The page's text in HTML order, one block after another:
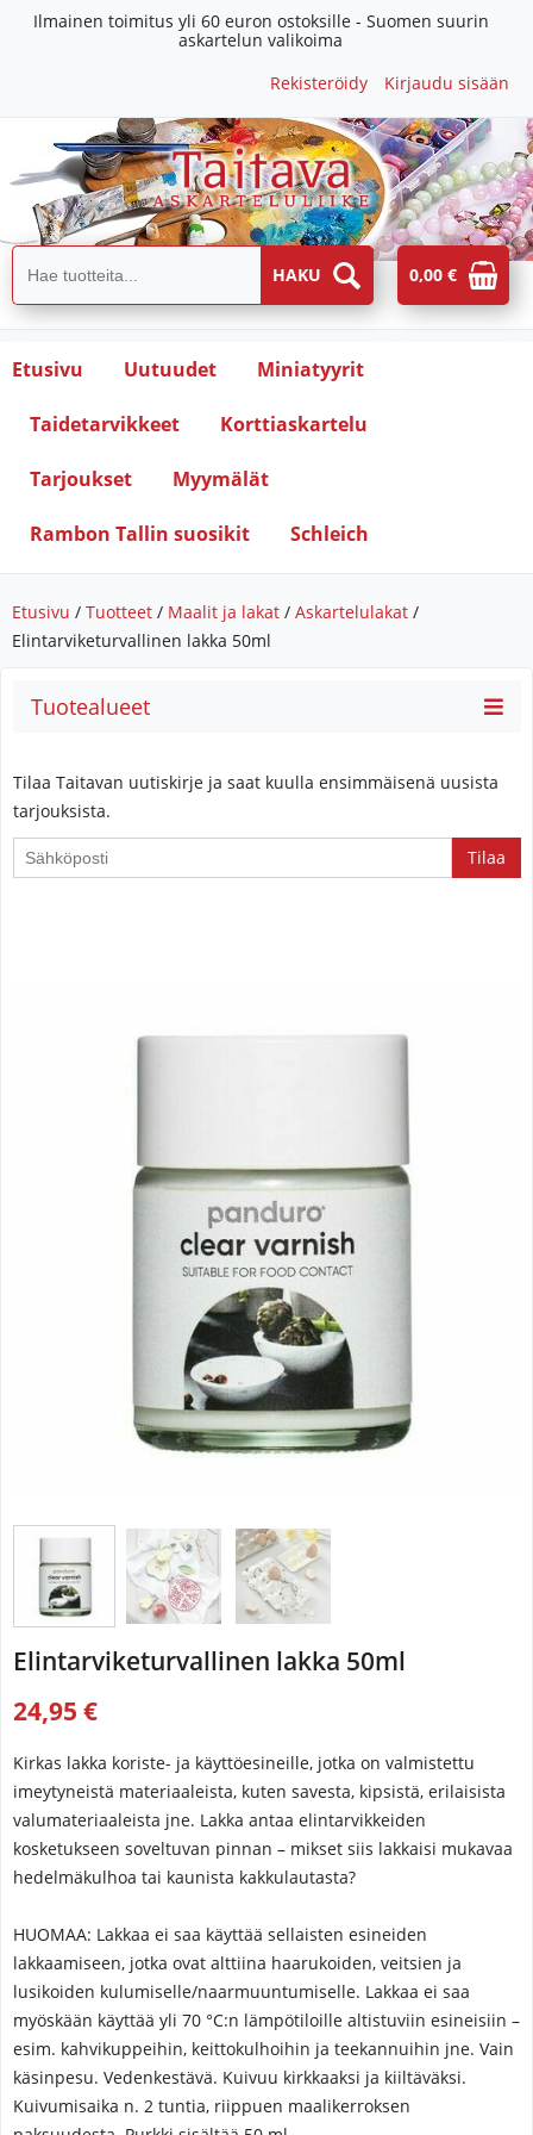
Ilmainen toimitus yli 60 euron ostoksille - Suomen suurin
askartelun valikoima
Rekisteröidy
Kirjaudu sisään
0,00 €
Etusivu Uutuudet Miniatyyrit
Taidetarvikkeet Korttiaskartelu
Tarjoukset Myymälät
Rambon Tallin suosikit Schleich
Etusivu / Tuotteet / Maalit ja lakat / Askartelulakat /
Elintarviketurvallinen lakka 50ml
Tuotealueet
Tilaa Taitavan uutiskirje ja saat kuulla ensimmäisenä uusista
tarjouksista.
you
Elintarviketurvallinen lakka 50ml
24,95 €
Kirkas lakka koriste- ja käyttöesineille, jotka on valmistettu
imeytyneistä materiaaleista, kuten savesta, kipsistä, erilaisista
valumateriaaleista jne. Lakka antaa elintarvikkeiden
kosketukseen soveltuvan pinnan – mikset siis lakkaisi mukavaa
hedelmäkulhoa tai kaunista kakkulautasta?
HUOMAA: Lakkaa ei saa käyttää sellaisten esineiden
lakkaamiseen, jotka ovat alttiina haarukoiden, veitsien ja
lusikoiden kulumiselle/naarmuuntumiselle. Lakkaa ei saa
myöskään käyttää yli 70 °C:n lämpötiloille altistuviin esineisiin –
esim. kahvikuppeihin, keittokulhoihin ja teekannuihin jne. Vain
käsinpesu. Vedenkestävä. Kuivuu kirkkaaksi ja kiiltäväksi.
Kuivumisaika n. 2 tuntia, riippuen maalikerroksen